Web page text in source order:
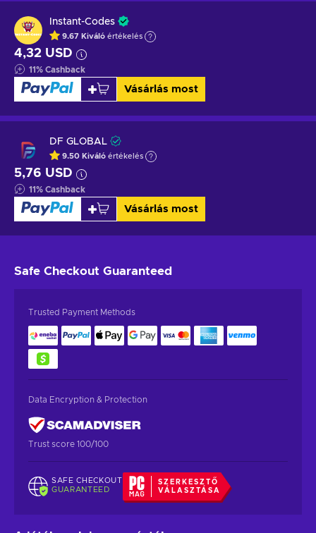
Instant-Codes
9.67 Kiváló értékelés
4,32 USD
11% Cashback
Vásárlás most
DF GLOBAL
9.50 Kiváló értékelés
5,76 USD
11% Cashback
Vásárlás most
Safe Checkout Guaranteed
Trusted Payment Methods
Data Encryption & Protection
Trust score 100/100
SAFE CHECKOUT
GUARANTEED
SZERKESZTŐ
VÁLASZTÁSA